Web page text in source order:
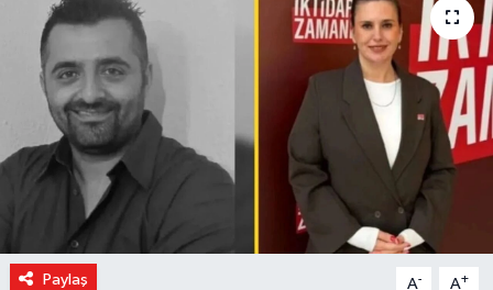
Paylaş A- A+
Özel Haber
Sağlık
Siyaset
Son Dakika